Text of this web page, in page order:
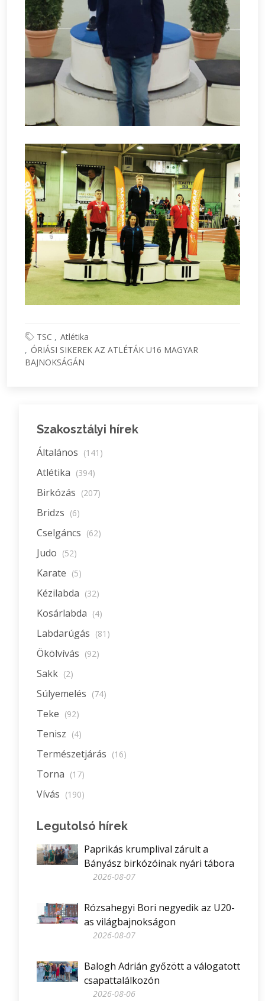
TSC
Atlétika
ÓRIÁSI SIKEREK AZ ATLÉTÁK U16 MAGYAR
BAJNOKSÁGÁN
Szakosztályi hírek
Általános (141)
Atlétika (394)
Birkózás (207)
Bridzs (6)
Cselgáncs (62)
Judo (52)
Karate (5)
Kézilabda (32)
Kosárlabda (4)
Labdarúgás (81)
Ökölvívás (92)
Sakk (2)
Súlyemelés (74)
Teke (92)
Tenisz (4)
Természetjárás (16)
Torna (17)
Vívás (190)
Legutolsó hírek
Paprikás krumplival zárult a
Bányász birkózóinak nyári tábora
2026-08-07
Rózsahegyi Bori negyedik az U20-
as világbajnokságon
2026-08-07
Balogh Adrián győzött a válogatott
csapattalálkozón
2026-08-06